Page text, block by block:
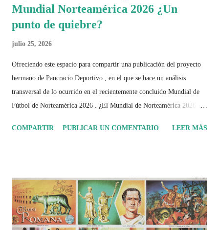
Mundial Norteamérica 2026 ¿Un
punto de quiebre?
julio 25, 2026
Ofreciendo este espacio para compartir una publicación del proyecto
hermano de Pancracio Deportivo , en el que se hace un análisis
transversal de lo ocurrido en el recientemente concluido Mundial de
Fútbol de Norteamérica 2026 . ¿El Mundial de Norteamérica 2026 ha
el recorrido de cada selección con infografías inspiradas en la
2026 ¿Un punto de quiebre?" Este especial de Pancracio Deportivo no
busca decir únicamente quién ganó o quién perdió. Busca responder si
este Mundial marcó un antes y un después en la forma de entender el
COMPARTIR PUBLICAR UN COMENTARIO LEER MÁS